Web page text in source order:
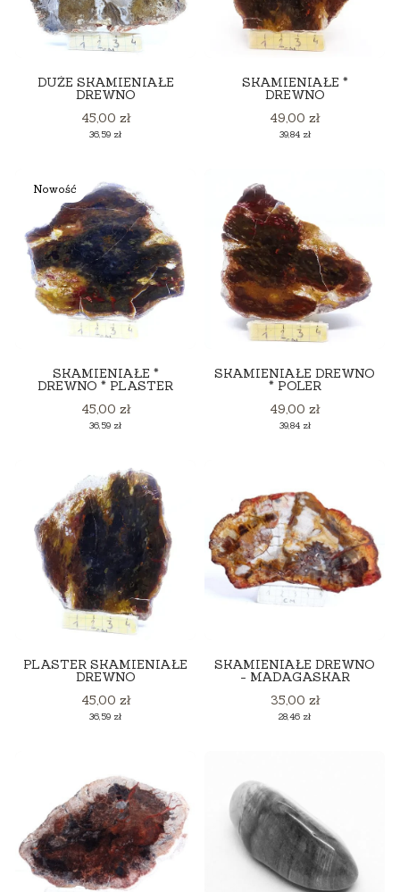
DUŻE SKAMIENIAŁE
DREWNO
Cena
45,00 zł
Cena
36,59 zł
SKAMIENIAŁE *
DREWNO
Cena
49,00 zł
Cena
39,84 zł
Nowość
SKAMIENIAŁE *
DREWNO * PLASTER
Cena
45,00 zł
Cena
36,59 zł
SKAMIENIAŁE DREWNO
* POLER
Cena
49,00 zł
Cena
39,84 zł
PLASTER SKAMIENIAŁE
DREWNO
Cena
45,00 zł
Cena
36,59 zł
SKAMIENIAŁE DREWNO
- MADAGASKAR
Cena
35,00 zł
Cena
28,46 zł